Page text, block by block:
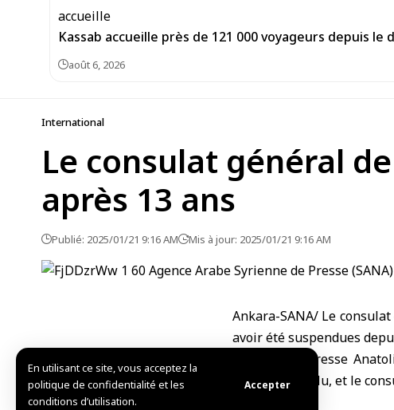
En utilisant ce site, vous acceptez la
politique de confidentialité et les
conditions d’utilisation.
Accepter
Kassab accueille près de 121 000 voyageurs depuis le
août 6, 2026
International
Le consulat général
après 13 ans
Publié: 2025/01/21 9:16 AM Mis à jour: 2025/01/21 9:16 AM
Ankara-SANA/ Le
avoir été suspendues
L’agence de presse
Burhan Köroğlu, et le